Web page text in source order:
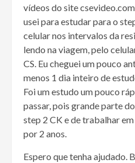
vídeos do site
usei para estudar para o
celular nos intervalos da
lendo na viagem, pelo
CS. Eu cheguei um pouco
menos 1 dia inteiro de
Foi um estudo um pouco
passar, pois grande parte
step 2 CK e de trabalhar
por 2 anos.
Espero que tenha ajudado.